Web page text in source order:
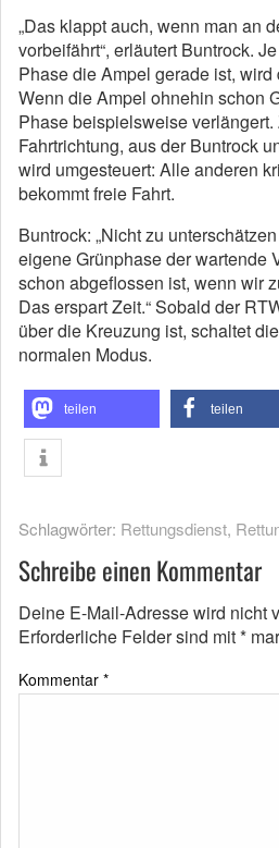
„Das klappt auch, wenn man an
vorbeifährt“, erläutert Buntrock.
Phase die Ampel gerade ist,
Wenn die Ampel ohnehin schon
Phase beispielsweise
Fahrtrichtung, aus der Buntrock
wird umgesteuert: Alle anderen
bekommt freie Fahrt.
Buntrock: „Nicht zu
eigene Grünphase der wartende
schon abgeflossen ist, wenn wir
Das erspart Zeit.“ Sobald der
über die Kreuzung ist, schaltet
normalen Modus.
teilen teilen
Schlagwörter: Rettungsdienst,
Schreibe einen Kommentar
Deine E-Mail-Adresse wird nicht
Erforderliche Felder sind mit*
Kommentar *